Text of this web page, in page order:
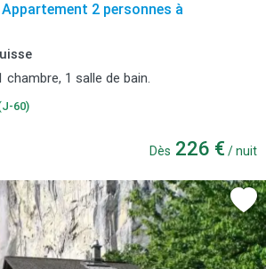
2 personnes à
chambre, 1 salle de bain.
60)
Dès 226 € / nuit